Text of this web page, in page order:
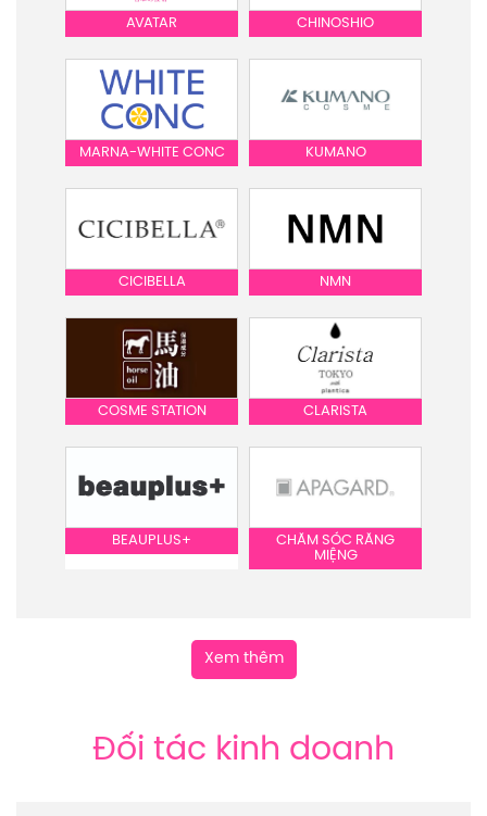
AVATAR CHINOSHIO
MARNA-WHITE CONC KUMANO
CICIBELLA NMN
COSME STATION CLARISTA
BEAUPLUS+
CHĂM SÓC RĂNG
MIỆNG
Xem thêm
Đối tác kinh doanh